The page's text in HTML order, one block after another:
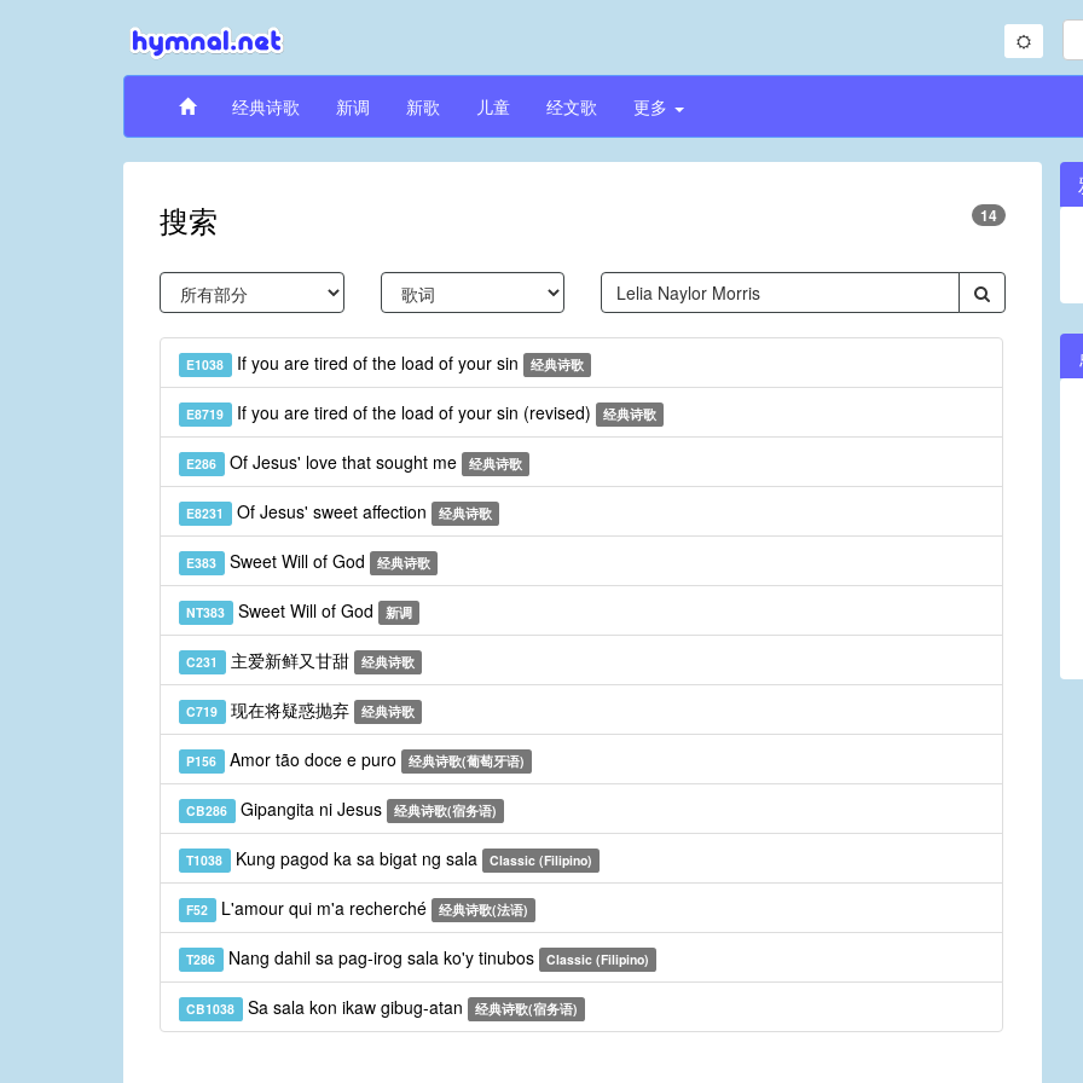
经典诗歌 新调 新歌 儿童 经文歌 更多
搜索 14
E1038 If you are tired of the load of your sin 经典诗歌
E8719 If you are tired of the load of your sin (revised) 经典诗歌
E286 Of Jesus' love that sought me 经典诗歌
E8231 Of Jesus' sweet affection 经典诗歌
E383 Sweet Will of God 经典诗歌
NT383 Sweet Will of God 新调
C231 主爱新鲜又甘甜 经典诗歌
C719 现在将疑惑抛弃 经典诗歌
P156 Amor tão doce e puro 经典诗歌(葡萄牙语)
CB286 Gipangita ni Jesus 经典诗歌(宿务语)
T1038 Kung pagod ka sa bigat ng sala Classic (Filipino)
F52 L'amour qui m'a recherché 经典诗歌(法语)
T286 Nang dahil sa pag-irog sala ko'y tinubos Classic (Filipino)
CB1038 Sa sala kon ikaw gibug-atan 经典诗歌(宿务语)